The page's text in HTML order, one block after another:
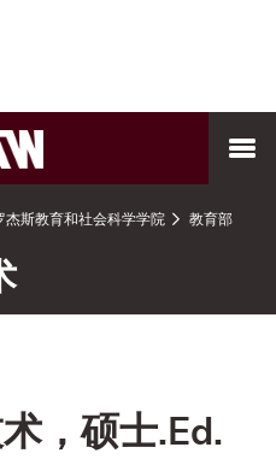
MENU
杰斯教育和社会科学学院
教育部
，硕士.Ed.